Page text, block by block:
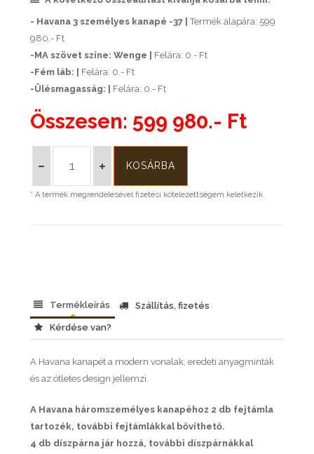
- Havana 3 személyes kanapé -37 |Termék alapára: 599
980.- Ft
-MA szövet színe: Wenge |
Felára: 0.- Ft
-Fém láb: |
Felára: 0.- Ft
-Ülésmagasság: |
Felára: 0.- Ft
Összesen: 599 980.- Ft
* A termék megrendelésével fizetési kötelezettségem keletkezik.
Termékleírás Szállítás, fizetés
Kérdése van?
A Havana kanapét a modern vonalak, eredeti anyagminták
és az ötletes design jellemzi.
A Havana háromszemélyes kanapéhoz 2 db fejtámla
tartozék, további fejtámlákkal bővíthető.
4 db díszpárna jár hozzá, további díszpárnákkal